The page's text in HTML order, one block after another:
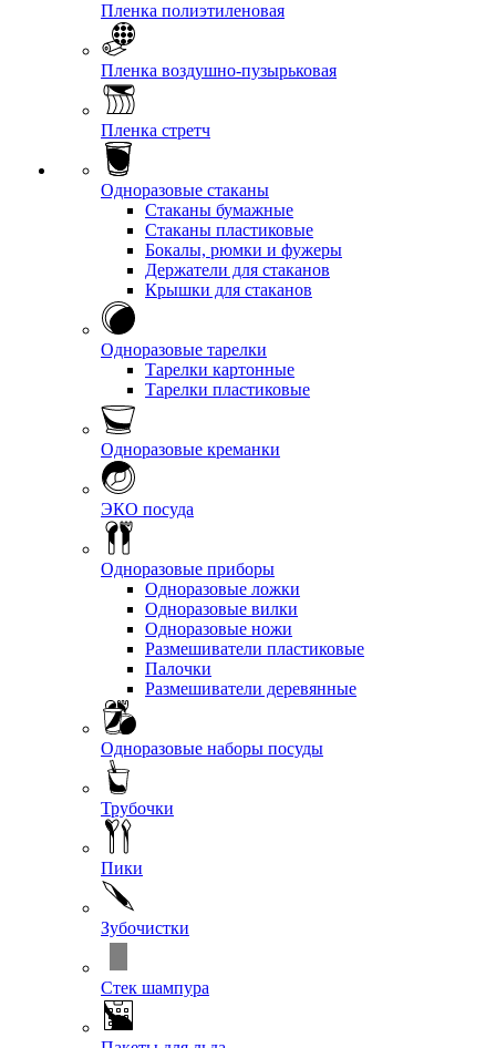
Пленка полиэтиленовая
Пленка воздушно-пузырьковая
Пленка стретч
Одноразовые стаканы
Стаканы бумажные
Стаканы пластиковые
Бокалы, рюмки и фужеры
Держатели для стаканов
Крышки для стаканов
Одноразовые тарелки
Тарелки картонные
Тарелки пластиковые
Одноразовые креманки
ЭКО посуда
Одноразовые приборы
Одноразовые ложки
Одноразовые вилки
Одноразовые ножи
Размешиватели пластиковые
Палочки
Размешиватели деревянные
Одноразовые наборы посуды
Трубочки
Пики
Зубочистки
Стек шампура